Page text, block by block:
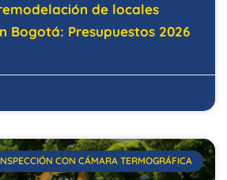
de locales
Bogotá: Presupuestos 2026
CON CÁMARA TERMOGRÁFICA